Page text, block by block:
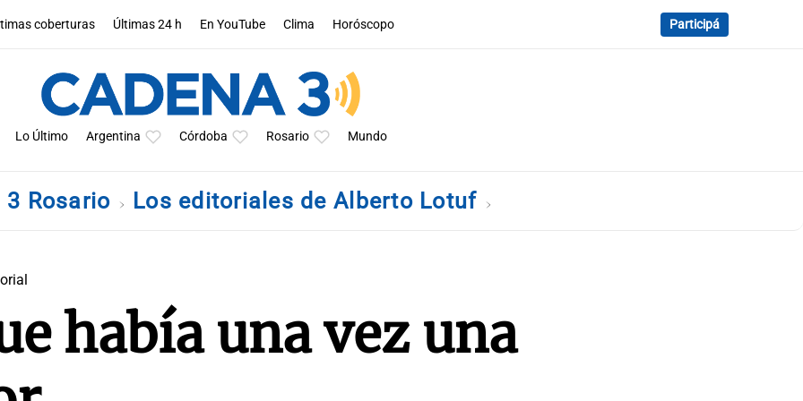
coberturas Últimas 24 h En YouTube Clima Horóscopo Participá
Lo Último Argentina Córdoba Rosario Mundo
3 Rosario Los editoriales de Alberto Lotuf
había una vez una